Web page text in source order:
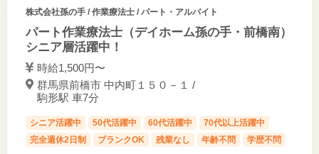
株式会社孫の手/ 作業療法士 / パート・アルバイト
パート作業療法士（デイホーム孫の手・前橋南）
シニア層活躍中！
時給1,500円〜
群馬県前橋市 中内町１５０－１ /
駒形駅 車7分
シニア活躍中 50代活躍中 60代活躍中
70代以上活躍中
完全週休2日制
ブランクOK 残業なし 年齢不問 学歴不問